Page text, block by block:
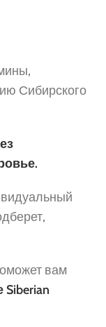
Сибирского
вам